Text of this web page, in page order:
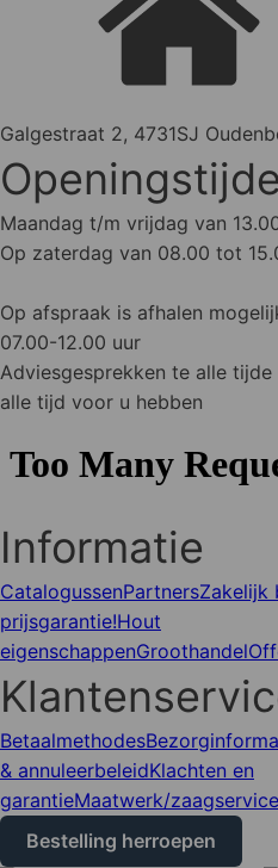
Galgestraat 2, 4731SJ
Maandag t/m vrijdag van
Op zaterdag van 08.00 tot
Op afspraak is afhalen
07.00-12.00 uur
Adviesgesprekken te alle
alle tijd voor u hebben
Informatie
CatalogussenPartnersZakelijk
prijsgarantie!Hout
eigenschappenGroothandel
Betaalmethodes
& annuleerbeleidKlachten en
garantieMaatwerk/zaagservice
Bestelling herroepen